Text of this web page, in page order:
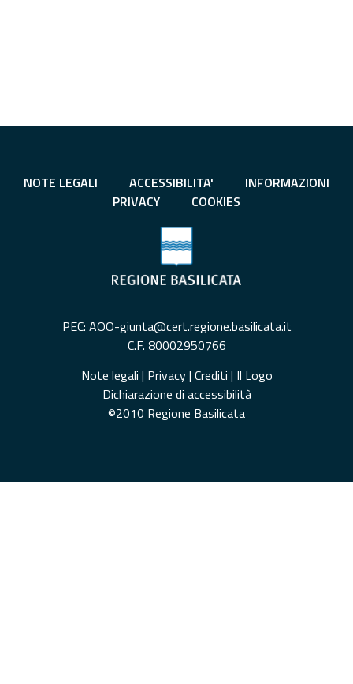
NOTE LEGALI ACCESSIBILITA'
INFORMAZIONI
PRIVACY
COOKIES
PEC: AOO-giunta@cert.regione.basilicata.it
C.F. 80002950766
Note legali | Privacy| Crediti | Il Logo
Dichiarazione di accessibilità
©2010 Regione Basilicata